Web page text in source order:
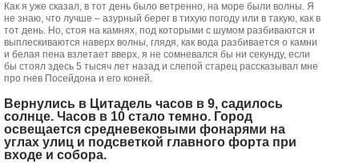
Как я уже сказал, в тот день было ветренно, на море были волны. Я
не знаю, что лучше – азурный берег в тихую погоду или в такую, как в
тот день. Но, стоя на камнях, под которыми с шумом разбиваются и
выплескиваются наверх волны, глядя, как вода разбивается о камни
и белая пена взлетает вверх, я не сомневался бы ни секунду, если
бы стоял здесь 5 тысяч лет назад и слепой старец рассказывал мне
про гнев Посейдона и его коней.
Вернулись в Цитадель часов в 9, садилось
солнце. Часов в 10 стало темно. Город
освещается средневековыми фонарями на
углах улиц и подсветкой главного форта при
входе и собора.